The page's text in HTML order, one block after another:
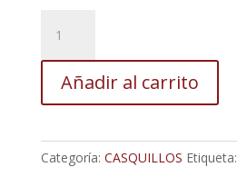
Diametro
Interior
Exterior
Y
Longitud
Añadir al carrito
Categoría: CASQUILLOS Etiqueta: